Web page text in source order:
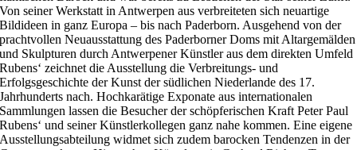
Von seiner Werkstatt in Antwerpen aus verbreiteten sich neuartige
Bildideen in ganz Europa – bis nach Paderborn. Ausgehend von der
prachtvollen Neuausstattung des Paderborner Doms mit Altargemälden
und Skulpturen durch Antwerpener Künstler aus dem direkten Umfeld
Rubens‘ zeichnet die Ausstellung die Verbreitungs- und
Erfolgsgeschichte der Kunst der südlichen Niederlande des 17.
Jahrhunderts nach. Hochkarätige Exponate aus internationalen
Sammlungen lassen die Besucher der schöpferischen Kraft Peter Paul
Rubens‘ und seiner Künstlerkollegen ganz nahe kommen. Eine eigene
Ausstellungsabteilung widmet sich zudem barocken Tendenzen in der